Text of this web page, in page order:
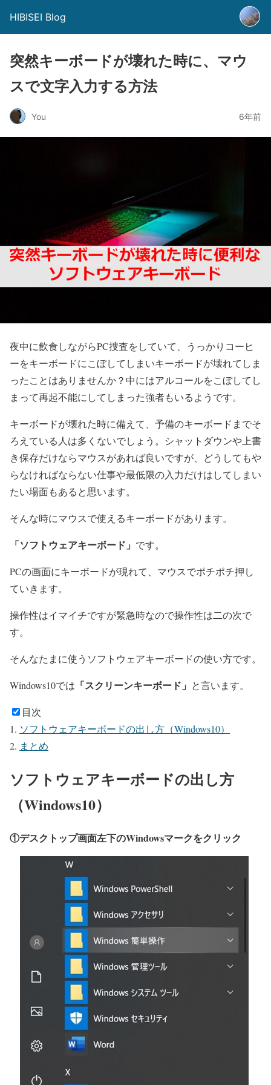
HIBISEI Blog
突然キーボードが壊れた時に、マウ
スで文字入力する方法
You 6年前
夜中に飲食しながらPC捜査をしていて、うっかりコーヒ
ーをキーボードにこぼしてしまいキーボードが壊れてしま
ったことはありませんか？中にはアルコールをこぼしてし
まって再起不能にしてしまった強者もいるようです。
キーボードが壊れた時に備えて、予備のキーボードまでそ
ろえている人は多くないでしょう。シャットダウンや上書
き保存だけならマウスがあれば良いですが、どうしてもや
らなければならない仕事や最低限の入力だけはしてしまい
たい場面もあると思います。
そんな時にマウスで使えるキーボードがあります。
「ソフトウェアキーボード」 です。
PCの画面にキーボードが現れて、マウスでポチポチ押し
ていきます。
操作性はイマイチですが緊急時なので操作性は二の次で
す。
そんなたまに使うソフトウェアキーボードの使い方です。
Windows10では 「スクリーンキーボード」 と言います。
目次
ソフトウェアキーボードの出し方（Windows10）
まとめ
ソフトウェアキーボードの出し方
（Windows10）
①デスクトップ画面左下のWindowsマークをクリック